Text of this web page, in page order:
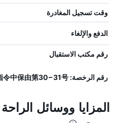
وقت تسجيل المغادرة
الدفع والإلغاء
رقم مكتب الاستقبال
رقم الرخصة: 指令中保由第30−31号
المزايا ووسائل